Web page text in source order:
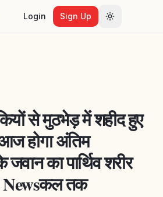
Login Sign Up Toggle
से मुठभेड़ में शहीद हुए
होगा अंतिम
का पार्थिव शरीर
Newsकल तक